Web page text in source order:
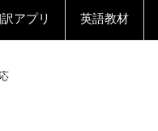
アプリ 英語教材